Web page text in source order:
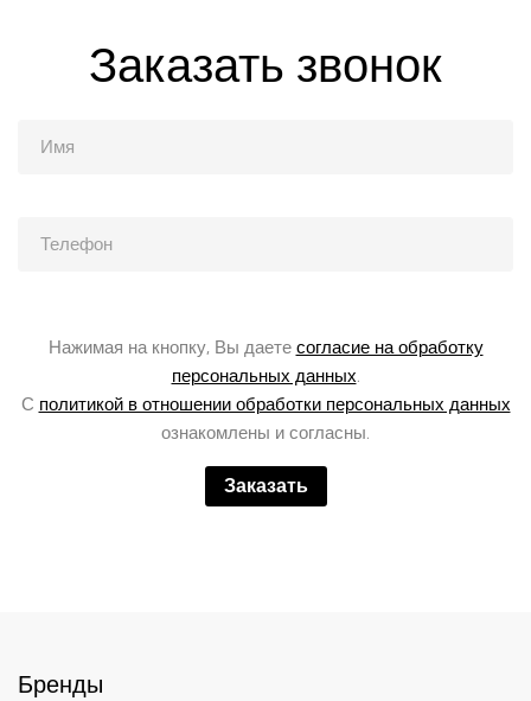
Заказать звонок
Нажимая на кнопку, Вы даете согласие на обработку
персональных данных.
С политикой в отношении обработки персональных данных
ознакомлены и согласны.
Заказать
Бренды